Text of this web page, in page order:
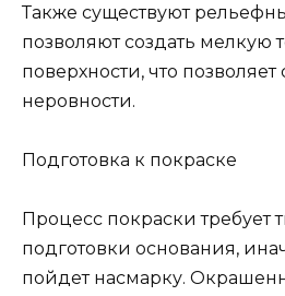
Также существуют
позволяют создать мелкую
поверхности, что
неровности.
Подготовка к покраске
Процесс покраски требует
подготовки основания,
пойдет насмарку.